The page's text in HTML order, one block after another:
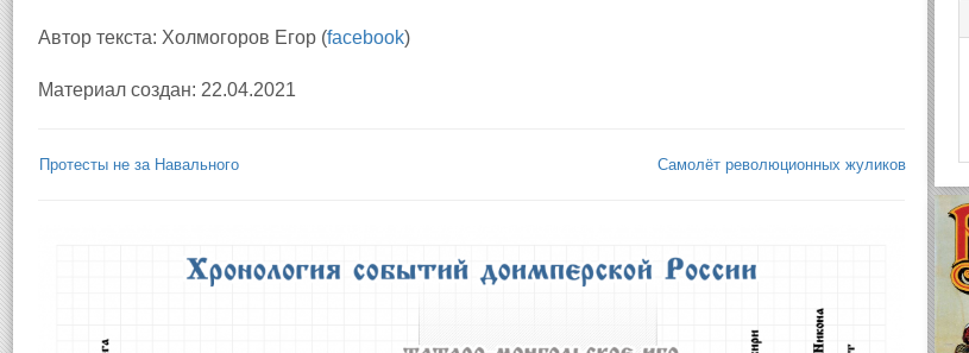
Автор текста: Холмогоров Егор (facebook)
Материал создан: 22.04.2021
Протесты не за Навального Самолёт революционных жуликов